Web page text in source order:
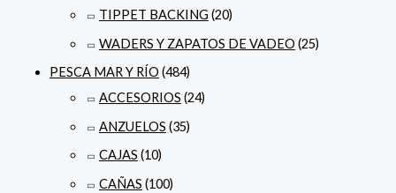
TIPPET BACKING (20)
WADERS Y ZAPATOS DE VADEO (25)
PESCA MAR Y RÍO (484)
ACCESORIOS (24)
ANZUELOS (35)
CAJAS (10)
CAÑAS (100)